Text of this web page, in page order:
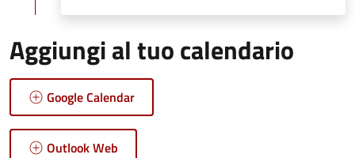
Aggiungi al tuo calendario
Google Calendar
Outlook Web